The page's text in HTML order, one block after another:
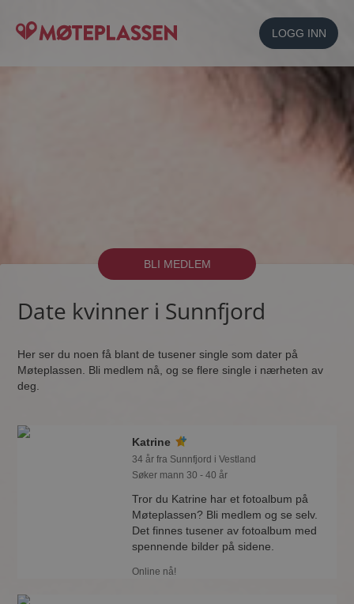
LOGG INN
BLI MEDLEM
Date kvinner i Sunnfjord
Her ser du noen få blant de tusener single som dater på
Møteplassen. Bli medlem nå, og se flere single i nærheten av
deg.
Katrine
34 år fra Sunnfjord i Vestland
Søker mann 30 - 40 år
Tror du Katrine har et fotoalbum på
Møteplassen? Bli medlem og se selv.
Det finnes tusener av fotoalbum med
spennende bilder på sidene.
Online nå!